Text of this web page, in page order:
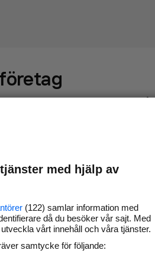
ta kontroll över din företagssida på
kunder i ditt närområde. Helt
Svara på och hantera dina
vidare
med hjälp av
(122) samlar information med
då du besöker vår sajt. Med
vårt innehåll och våra tjänster.
samtycke för följande: